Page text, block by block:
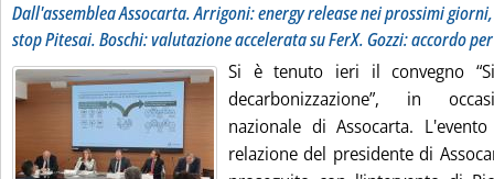
Dall'assemblea Assocarta. Arrigoni: energy release nei prossimi
stop Pitesai. Boschi: valutazione accelerata su FerX. Gozzi: accordo
Si è tenuto ieri il convegno
decarbonizzazione”, in
nazionale di Assocarta.
relazione del presidente di